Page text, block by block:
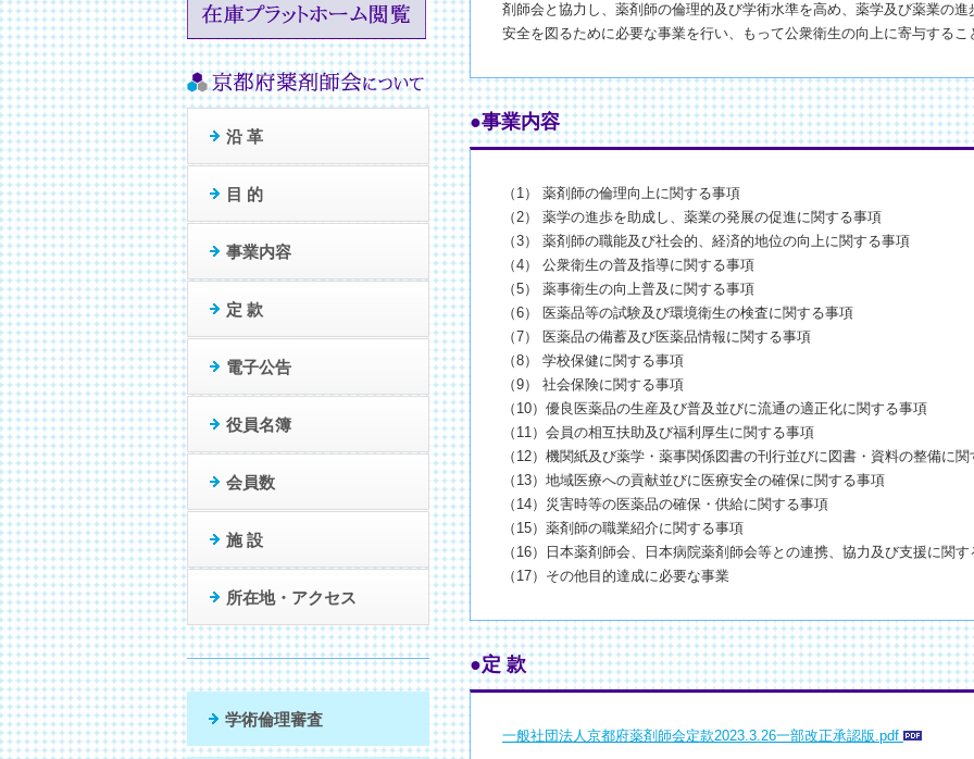
剤師会と協力し、薬剤師の倫理的及び学術水準を高め、薬学及び薬業の
安全を図るために必要な事業を行い、もって公衆衛生の向上に寄与するこ
●事業内容
（1） 薬剤師の倫理向上に関する事項
（2） 薬学の進歩を助成し、薬業の発展の促進に関する事項
（3） 薬剤師の職能及び社会的、経済的地位の向上に関する事項
（4） 公衆衛生の普及指導に関する事項
（5） 薬事衛生の向上普及に関する事項
（6） 医薬品等の試験及び環境衛生の検査に関する事項
（7） 医薬品の備蓄及び医薬品情報に関する事項
（8） 学校保健に関する事項
（9） 社会保険に関する事項
（10）優良医薬品の生産及び普及並びに流通の適正化に関する事項
（11）会員の相互扶助及び福利厚生に関する事項
（12）機関紙及び薬学・薬事関係図書の刊行並びに図書・資料の整備に
（13）地域医療への貢献並びに医療安全の確保に関する事項
（14）災害時等の医薬品の確保・供給に関する事項
（15）薬剤師の職業紹介に関する事項
（16）日本薬剤師会、日本病院薬剤師会等との連携、協力及び支援に関す
（17）その他目的達成に必要な事業
●定 款
一般社団法人京都府薬剤師会定款2023.3.26一部改正承認版.pdf
沿 革
目 的
事業内容
定 款
電子公告
役員名簿
会員数
施 設
所在地・アクセス
学術倫理審査